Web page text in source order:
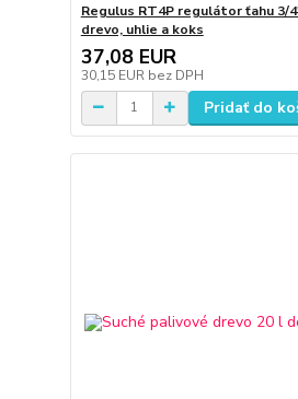
Regulus RT4P regulátor ťahu 3/
drevo, uhlie a koks
37,08 EUR
30,15 EUR bez DPH
Pridať do